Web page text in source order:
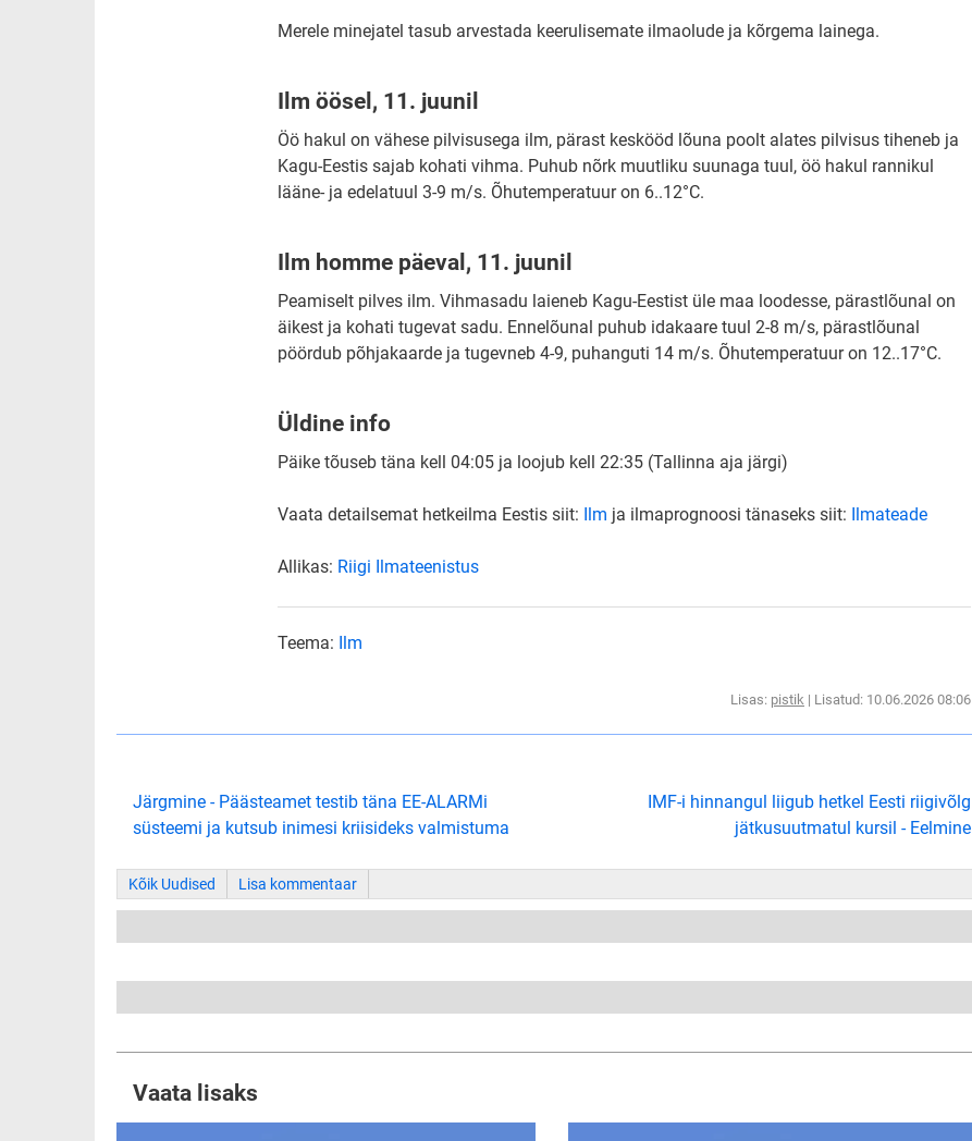
Merele minejatel tasub arvestada keerulisemate ilmaolude ja kõrgema lainega.
Ilm öösel, 11. juunil
Öö hakul on vähese pilvisusega ilm, pärast keskööd lõuna poolt alates pilvisus tiheneb ja
Kagu-Eestis sajab kohati vihma. Puhub nõrk muutliku suunaga tuul, öö hakul rannikul
lääne- ja edelatuul 3-9 m/s. Õhutemperatuur on 6..12°C.
Ilm homme päeval, 11. juunil
Peamiselt pilves ilm. Vihmasadu laieneb Kagu-Eestist üle maa loodesse, pärastlõunal on
äikest ja kohati tugevat sadu. Ennelõunal puhub idakaare tuul 2-8 m/s, pärastlõunal
pöördub põhjakaarde ja tugevneb 4-9, puhanguti 14 m/s. Õhutemperatuur on 12..17°C.
Üldine info
Päike tõuseb täna kell 04:05 ja loojub kell 22:35 (Tallinna aja järgi)
Vaata detailsemat hetkeilma Eestis siit: Ilm ja ilmaprognoosi tänaseks siit: Ilmateade
Allikas: Riigi Ilmateenistus
Teema: Ilm
Lisas: pistik | Lisatud: 10.06.2026 08:06
Järgmine - Päästeamet testib täna EE-ALARMi
süsteemi ja kutsub inimesi kriisideks valmistuma
IMF-i hinnangul liigub hetkel Eesti riigivõlg
jätkusuutmatul kursil - Eelmine
Kõik Uudised Lisa kommentaar
Vaata lisaks